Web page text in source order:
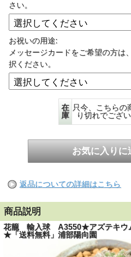
さい。
お祝いの用途:
メッセージカードをご希望の方は
択ください。
在
庫
只今、こちらの
り切れでござい
返品についての詳細はこちら
商品説明
花籠 輸入球 A3550★アズテキ
★「送料無料」浦部陽向園